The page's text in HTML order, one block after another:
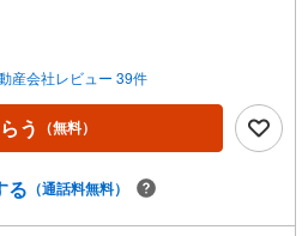
ご提案。・ 未来に起こるであろうご
ライン上でご提案「ミラカレクラ
時、ご自宅を綺麗にかつ瀟洒にさせる
ジングサービス。・ 購入者様へ、税
の無料セミナーをご招待いたします。
時のご希望をお伝えください。（も
配が必要な場合がございますのでご容
産会社レビュー 39件
う （無料）
る （通話料無料）